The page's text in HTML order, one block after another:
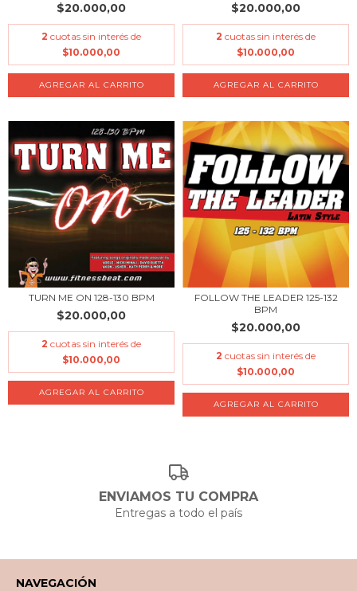
$20.000,00
2 cuotas sin interés de
$10.000,00
$20.000,00
2 cuotas sin interés de
$10.000,00
TURN ME ON 128-130 BPM
$20.000,00
2 cuotas sin interés de
$10.000,00
FOLLOW THE LEADER 125-132
BPM
$20.000,00
2 cuotas sin interés de
$10.000,00
ENVIAMOS TU COMPRA
Entregas a todo el país
NAVEGACIÓN